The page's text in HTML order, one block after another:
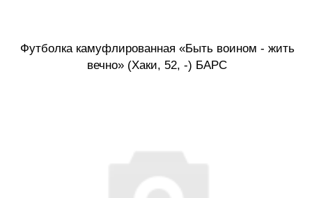
Футболка камуфлированная «Быть воином - жить
вечно» (Хаки, 52, -) БАРС